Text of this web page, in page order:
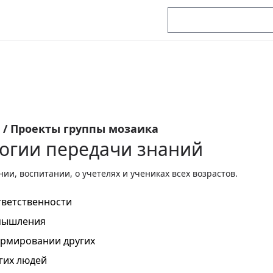
/ Проекты группы мозаика
передачи знаний
воспитании, о учетелях и учениках всех возрастов.
других
людей